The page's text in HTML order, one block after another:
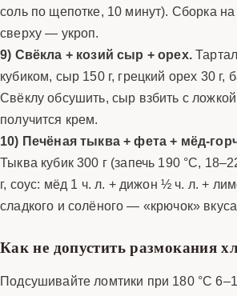
соль по щепотке, 10 минут). Сборка
сверху — укроп.
9) Свёкла + козий сыр + орех.
кубиком, сыр 150 г, грецкий орех 30 г,
Свёклу обсушить, сыр взбить с
получится крем.
10) Печёная тыква + фета + мёд-
Тыква кубик 300 г (запечь 190 °C,
г, соус: мёд 1 ч. л. + дижон ½ ч. л. +
сладкого и солёного — «крючок»
Как не допустить размокания
Подсушивайте ломтики при 180 °C